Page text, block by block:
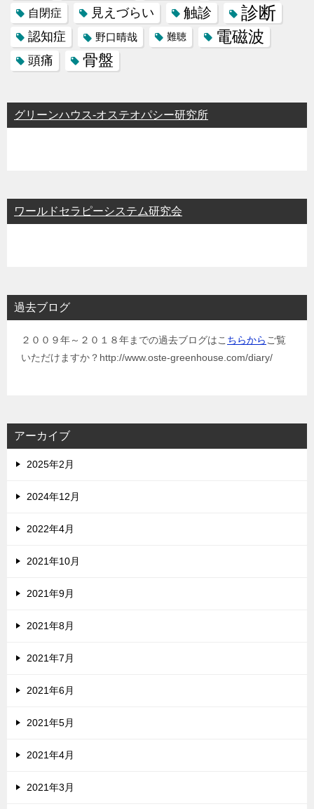
自閉症 見えづらい 触診 診断
認知症 野口晴哉 難聴 電磁波
頭痛 骨盤
グリーンハウス-オステオパシー研究所
ワールドセラピーシステム研究会
過去ブログ
２００９年～２０１８年までの過去ブログはこ ちらから ご覧
いただけますか？http://www.oste-greenhouse.com/diary/
アーカイブ
2025年2月
2024年12月
2022年4月
2021年10月
2021年9月
2021年8月
2021年7月
2021年6月
2021年5月
2021年4月
2021年3月